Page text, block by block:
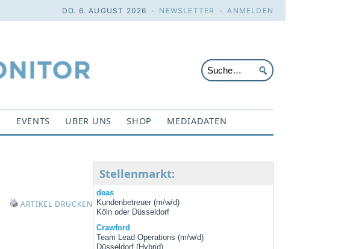
DO. 6. AUGUST 2026 · NEWSLETTER ·ANMELDEN
EVENTS ÜBER UNS SHOP MEDIADATEN
ARTIKEL DRUCKEN
Stellenmarkt:
deas
Kundenbetreuer (m/w/d)
Köln oder Düsseldorf
Crawford
Team Lead Operations (m/w/d)
Düsseldorf (Hybrid)